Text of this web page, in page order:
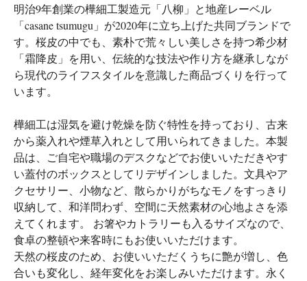
明治9年創業の樺細工製造元「八柳」と地産レーベル
「casane tsumugu」が2020年に立ち上げた共同ブランドで
す。桜皮の中でも、素朴で荒々しい美しさを持つ希少材
「霜降皮」を用い、伝統的な技法や作り方を継承しなが
ら現代のライフスタイルを意識した商品づくりを行って
います。
樺細工は湿気を避け乾燥を防ぐ特性を持っており、古来
から薬入れや煙草入れとして用いられてきました。本製
品は、ご自宅や職場のデスクなどでお使いいただきやす
い蓋付のボックスとしてリデザインしました。文具やア
クセサリー、小物など、散らかりがちなモノをすっきり
収納して、和洋問わず、空間に天然素材の心地よさを添
えてくれます。 お箸やカトラリーも入るサイズなので、
食卓の整頓や来客時にもお使いいただけます。
天然の桜皮のため、お使いいただくうちに艶が増し、色
合いも変化し、経年変化をお楽しみいただけます。永く